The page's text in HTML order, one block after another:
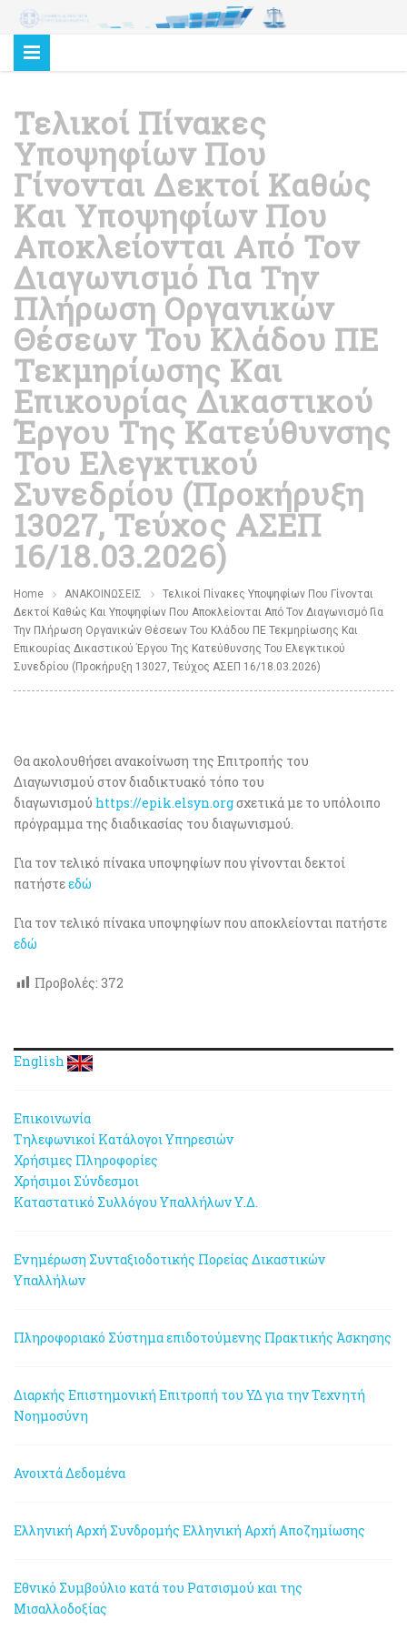
Τελικοί Πίνακες
Υποψηφίων Που
Γίνονται Δεκτοί Καθώς
Και Υποψηφίων Που
Αποκλείονται Από Τον
Διαγωνισμό Για Την
Πλήρωση Οργανικών
Θέσεων Του Κλάδου ΠΕ
Τεκμηρίωσης Και
Επικουρίας Δικαστικού
Έργου Της Κατεύθυνσης
Του Ελεγκτικού
Συνεδρίου (Προκήρυξη
13027, Τεύχος ΑΣΕΠ
16/18.03.2026)
Home ΑΝΑΚΟΙΝΩΣΕΙΣ
Τελικοί Πίνακες Υποψηφίων Που Γίνονται
Δεκτοί Καθώς Και Υποψηφίων Που Αποκλείονται Από Τον Διαγωνισμό Για
Την Πλήρωση Οργανικών Θέσεων Του Κλάδου ΠΕ Τεκμηρίωσης Και
Επικουρίας Δικαστικού Έργου Της Κατεύθυνσης Του Ελεγκτικού
Συνεδρίου (Προκήρυξη 13027, Τεύχος ΑΣΕΠ 16/18.03.2026)
Θα ακολουθήσει ανακοίνωση της Επιτροπής του
Διαγωνισμού στον διαδικτυακό τόπο του
διαγωνισμού https://epik.elsyn.orgσχετικά με το υπόλοιπο
πρόγραμμα της διαδικασίας του διαγωνισμού.
Για τον τελικό πίνακα υποψηφίων που γίνονται δεκτοί
πατήστεεδώ
Για τον τελικό πίνακα υποψηφίων που αποκλείονται πατήστε
εδώ
Προβολές: 372
English
Επικοινωνία
Τηλεφωνικοί Κατάλογοι Υπηρεσιών
Χρήσιμες Πληροφορίες
Χρήσιμοι Σύνδεσμοι
Καταστατικό Συλλόγου Υπαλλήλων Υ.Δ.
Ενημέρωση Συνταξιοδοτικής Πορείας Δικαστικών
Υπαλλήλων
Πληροφοριακό Σύστημα επιδοτούμενης Πρακτικής Άσκησης
Διαρκής Επιστημονική Επιτροπή του ΥΔ για την Τεχνητή
Νοημοσύνη
Ανοιχτά Δεδομένα
Ελληνική Αρχή Συνδρομής Ελληνική Αρχή Αποζημίωσης
Εθνικό Συμβούλιο κατά του Ρατσισμού και της
Μισαλλοδοξίας